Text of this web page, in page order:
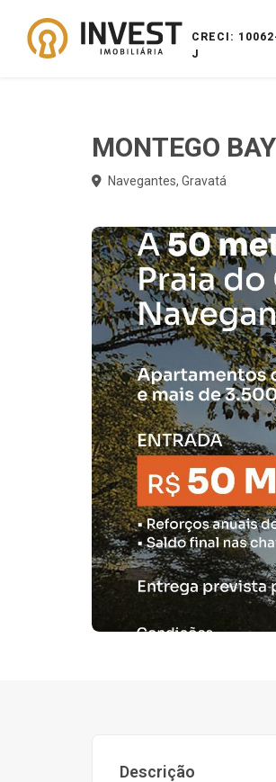
CRECI:
J
MONTEGO
Navegantes, Gravatá
Descrição